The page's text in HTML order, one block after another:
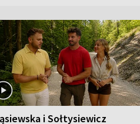
i Sołtysiewicz